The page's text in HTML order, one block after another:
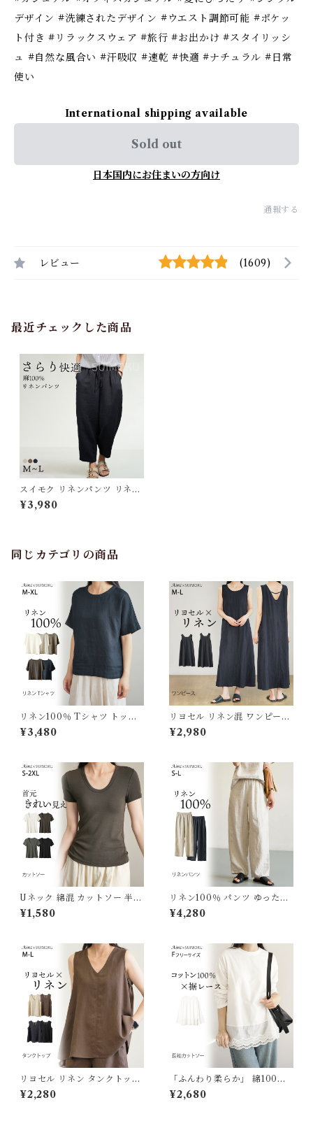
デザイン #洗練されたデザイン #ウエスト調節可能 #ポケッ
ト付き #リラックスウェア #旅行 #お出かけ #スタイリッシ
ュ #自然な風合い #汗吸収 #速乾 #快適 #ナチュラル #日常
使い
International shipping available
Sold out
日本国内にお住まいの方向け
通報する
レビュー (1609)
最近チェックした商品
スイモク リネンパンツ リネン
パンツ 長ズボン レディース ボ
トムス 麻 綿 大人 リラックス
トゴム 無地 春 夏 秋 M L 568
5074【水沐良品】
¥3,980
同じカテゴリの商品
リネン100％ Tシャツ トップ
ス レディース リネン 麻 麻10
0％ 涼しい 夏 定番 ベーシック
ったり M L XL 体型カバー 軽
い 着回し J-24241 スイモク
【水沐良品】
¥3,480
リヨセル リネン混 ワンピース
レディース ワンピ ロング ゆっ
たり 麻 リネン ロングワンピー
いめ 春 夏 涼しい 通気性 天然
素材 J-25593 スイモク【水沐
良品】
¥2,980
Uネック 綿混 カットソー 半袖
Tシャツ レディース トップス
リブ デイリー インナー 肌触り
ィス スーツ シンプル ブラック
ホワイト J-25465 スイモク
【水沐良品】
¥1,580
リネン100％ パンツ ゆったり
リネンパンツ 麻 リネン レディ
ース イージーパンツ 無地 おし
材 麻100％ 春 夏 S M L 通勤
着回し J-25867861 スイモク
【水沐良品】
¥4,280
リヨセル リネン タンクトップ
ノースリーブ トップス Vネッ
ク ゆったり 4色展開 麻 レディ
¥2,280
「ふんわり柔らか」 綿100％
ロンT カットソー レイヤード
重ね着 裾レース 長袖Tシャツ
¥2,680